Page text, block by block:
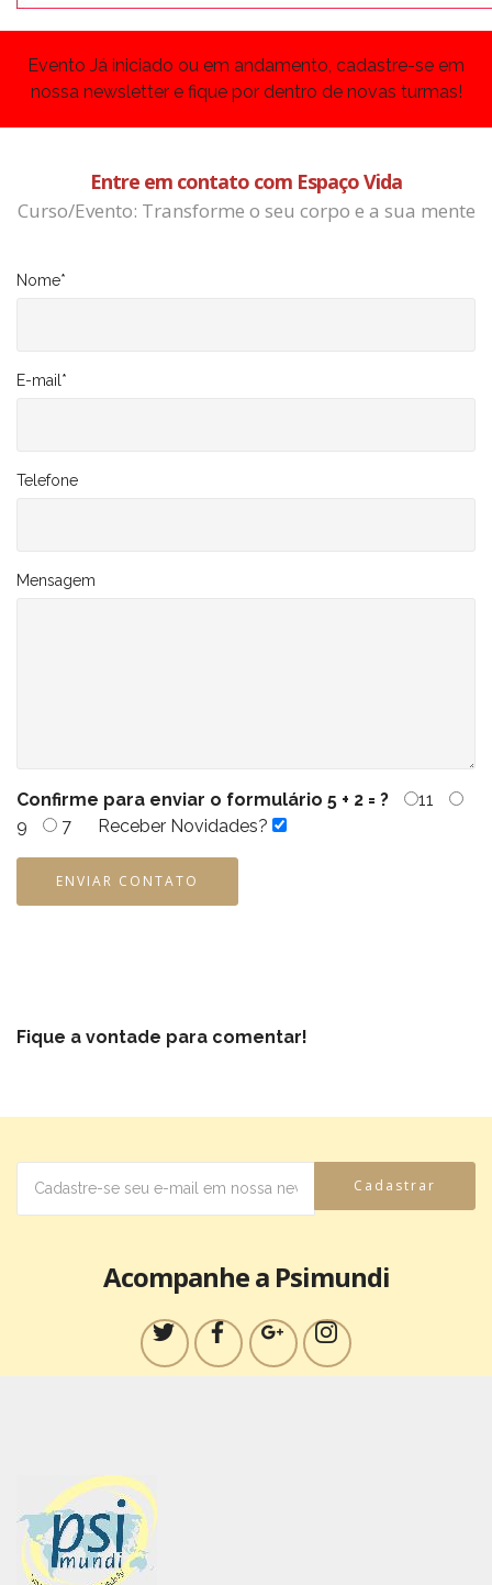
Evento Já iniciado ou em andamento, cadastre-se em
nossa newsletter e fique por dentro de novas turmas!
Entre em contato com Espaço Vida
Curso/Evento: Transforme o seu corpo e a sua mente
Nome*
E-mail *
Telefone
Mensagem
Confirme para enviar o formulário 5 + 2 = ?
11
9
7 Receber Novidades?
ENVIAR CONTATO
Fique a vontade para comentar!
Cadastrar
Acompanhe a Psimundi